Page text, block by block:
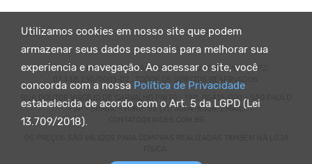
Utilizamos cookies em nosso site que podem
armazenar seus dados pessoais para melhorar sua
experiencia e navegação. Ao acessar o site, você
concorda com a nossa Política de Privacidade
estabelecida de acordo com o Art. 5 da LGPD (Lei
13.709/2018).
© KING55 - LOJA DE ROUPAS VEGANO E SUSTENTÁVEL. CNPJ:
07.438.330/0001-02 . TODOS OS DIREITOS RESERVADOS.
RUA DOUTOR VIRGÍLIO DE CARVALHO PINTO - 190, 05415-020 - SÃO PAULO
- SP - BRASIL - FONE: 55 (11) 3064-8056. EMAIL: